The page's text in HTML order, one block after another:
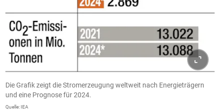
Die Grafik zeigt die Stromerzeugung weltweit nach Energieträgern
und eine Prognose für 2024.
Quelle: IEA